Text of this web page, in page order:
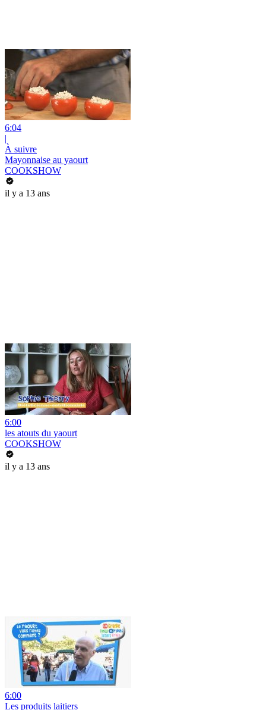
6:04
|
À suivre
Mayonnaise au yaourt
COOKSHOW
il y a 13 ans
6:00
les atouts du yaourt
COOKSHOW
il y a 13 ans
6:00
Les produits laitiers